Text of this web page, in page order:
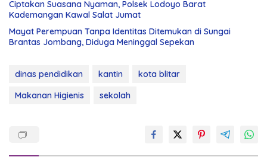
Ciptakan Suasana Nyaman, Polsek Lodoyo Barat
Kademangan Kawal Salat Jumat
Mayat Perempuan Tanpa Identitas Ditemukan di Sungai
Brantas Jombang, Diduga Meninggal Sepekan
dinas pendidikan kantin
kota blitar
Makanan Higienis
sekolah